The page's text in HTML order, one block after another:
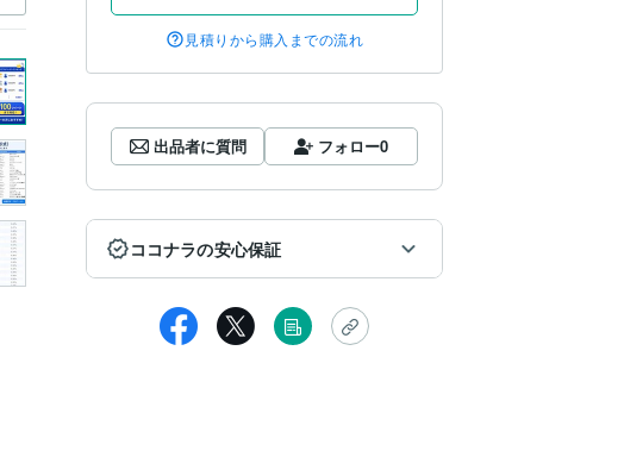
見積りから購入までの流れ
出品者に質問 フォロー0
ココナラの安心保証